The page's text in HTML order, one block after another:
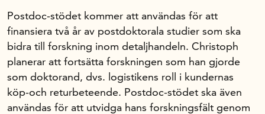
Postdoc-stödet kommer att användas för att
finansiera två år av postdoktorala studier som ska
bidra till forskning inom detaljhandeln. Christoph
planerar att fortsätta forskningen som han gjorde
som doktorand, dvs. logistikens roll i kundernas
köp-och returbeteende. Postdoc-stödet ska även
användas för att utvidga hans forskningsfält genom